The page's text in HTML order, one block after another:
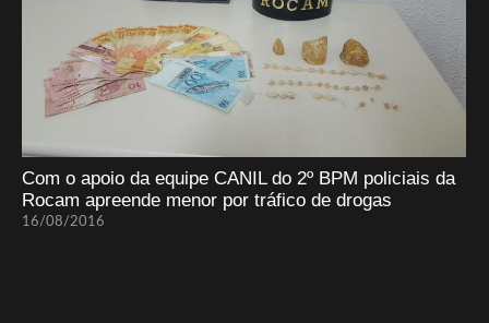
Com o apoio da equipe CANIL do 2º BPM policiais da
Rocam apreende menor por tráfico de drogas
16/08/2016